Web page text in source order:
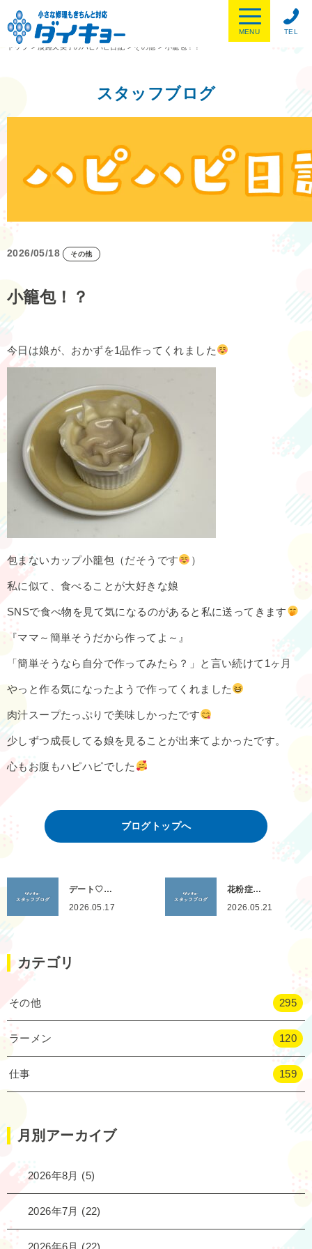
TEL
MENU
トップ
> 淡路久美子のハピハピ日記 > その他 > 小籠包！？
スタッフブログ
2026/05/18 その他
小籠包！？
今日は娘が、おかずを1品作ってくれました
包まないカップ小籠包（だそうです ）
私に似て、食べることが大好きな娘
SNSで食べ物を見て気になるのがあると私に送ってきます
『ママ～簡単そうだから作ってよ～』
「簡単そうなら自分で作ってみたら？」と言い続けて1ヶ月
やっと作る気になったようで作ってくれました
肉汁スープたっぷりで美味しかったです
少しずつ成長してる娘を見ることが出来てよかったです。
心もお腹もハピハピでした
ブログトップへ
デート♡…
2026.05.17
花粉症…
2026.05.21
カテゴリ
その他 295
ラーメン 120
仕事 159
月別アーカイブ
2026年8月 (5)
2026年7月 (22)
2026年6月 (22)